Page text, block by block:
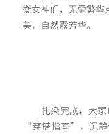
衡女神们，无需繁华
美，自然露芳华。
扎染完成，大家
“穿搭指南”，沉